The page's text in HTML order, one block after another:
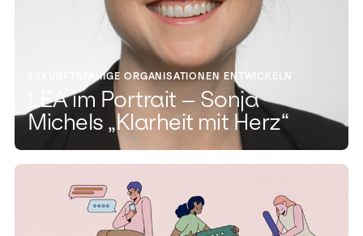
ZUKUNFTSFÄHIGE ORGANISATIONEN ENTWICKELN
LEA im Portrait – Sonja
Michels „Klarheit mit Herz“